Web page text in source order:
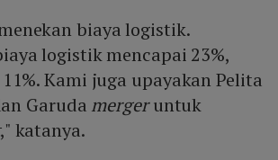
biaya logistik.
logistik mencapai 23%,
Kami juga upayakan Pelita
Garuda mergeruntuk
," katanya.